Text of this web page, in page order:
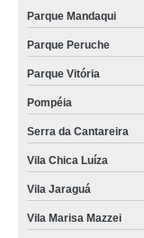
Parque Mandaqui
Parque Peruche
Parque Vitória
Pompéia
Serra da Cantareira
Vila Chica Luíza
Vila Jaraguá
Vila Marisa Mazzei